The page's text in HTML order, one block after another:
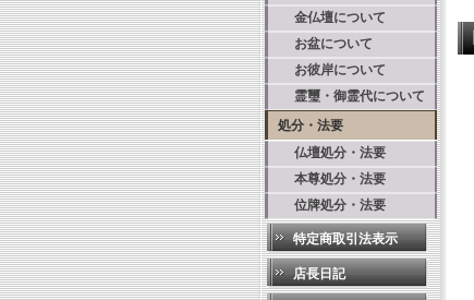
金仏壇について
お盆について
お彼岸について
霊璽・御霊代について
処分・法要
仏壇処分・法要
本尊処分・法要
位牌処分・法要
特定商取引法表示
店長日記